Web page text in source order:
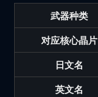
武器种类
对应核心晶片
日文名
英文名